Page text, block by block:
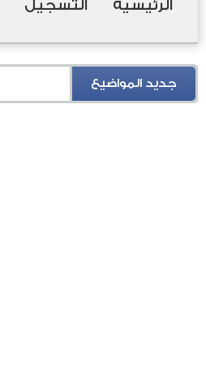
الرئيسية التسجيل
جديد المواضيع